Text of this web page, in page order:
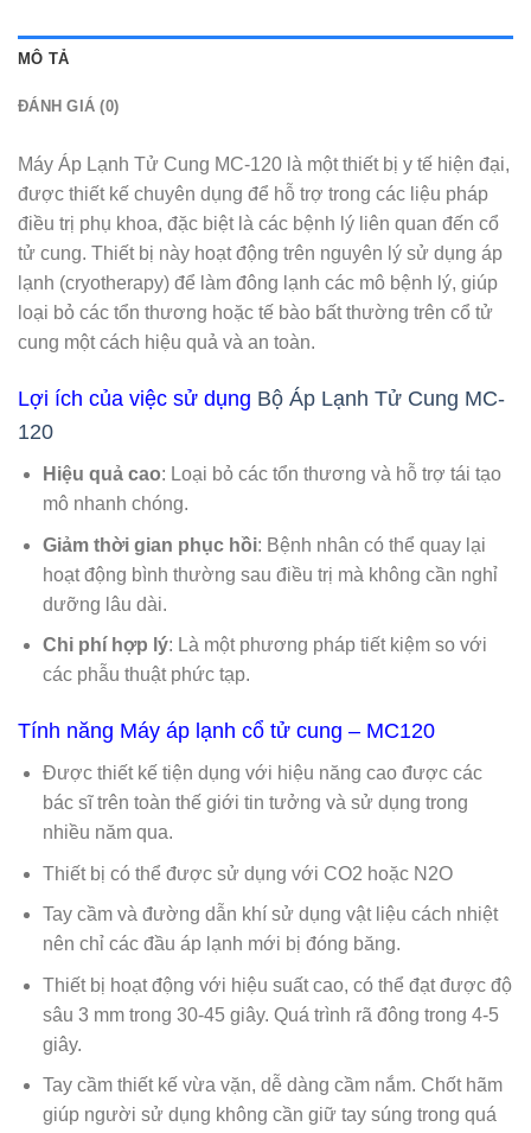
MÔ TẢ
ĐÁNH GIÁ (0)
Máy Áp Lạnh Tử Cung MC-120 là một thiết bị y tế hiện đại,
được thiết kế chuyên dụng để hỗ trợ trong các liệu pháp
điều trị phụ khoa, đặc biệt là các bệnh lý liên quan đến cổ
tử cung. Thiết bị này hoạt động trên nguyên lý sử dụng áp
lạnh (cryotherapy) để làm đông lạnh các mô bệnh lý, giúp
loại bỏ các tổn thương hoặc tế bào bất thường trên cổ tử
cung một cách hiệu quả và an toàn.
Lợi ích của việc sử dụng Bộ Áp Lạnh Tử Cung MC-
120
Hiệu quả cao: Loại bỏ các tổn thương và hỗ trợ tái tạo
mô nhanh chóng.
Giảm thời gian phục hồi: Bệnh nhân có thể quay lại
hoạt động bình thường sau điều trị mà không cần nghỉ
dưỡng lâu dài.
Chi phí hợp lý: Là một phương pháp tiết kiệm so với
các phẫu thuật phức tạp.
Tính năng Máy áp lạnh cổ tử cung – MC120
Được thiết kế tiện dụng với hiệu năng cao được các
bác sĩ trên toàn thế giới tin tưởng và sử dụng trong
nhiều năm qua.
Thiết bị có thể được sử dụng với CO2 hoặc N2O
Tay cầm và đường dẫn khí sử dụng vật liệu cách nhiệt
nên chỉ các đầu áp lạnh mới bị đóng băng.
Thiết bị hoạt động với hiệu suất cao, có thể đạt được độ
sâu 3 mm trong 30-45 giây. Quá trình rã đông trong 4-5
giây.
Tay cầm thiết kế vừa vặn, dễ dàng cầm nắm. Chốt hãm
giúp người sử dụng không cần giữ tay súng trong quá